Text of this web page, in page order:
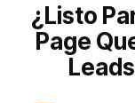
¿Listo
Page